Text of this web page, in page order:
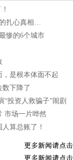
扎心真相…
惨的6个城市
是根本体面不起
数下降了
“投资人救骗子”闹剧
市场一片哗然
算总账了！